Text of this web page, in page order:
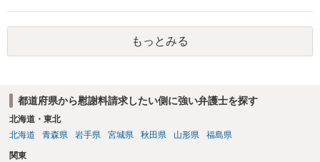
かと思います。有責配偶者ですので相手方からの離婚は拒否しても仮
に訴訟されても法的に成立しません。質問５は認知すると養育費支払
い、相続権が発生します。合意があれば法的に可能ですが法律で強制
することはできません。質問６は可能です。質問７は不貞行為の写真
もっとみる
都道府県から慰謝料請求したい側に強い弁護士を探す
北海道・東北
北海道
青森県 岩手県 宮城県 秋田県 山形県 福島県
関東